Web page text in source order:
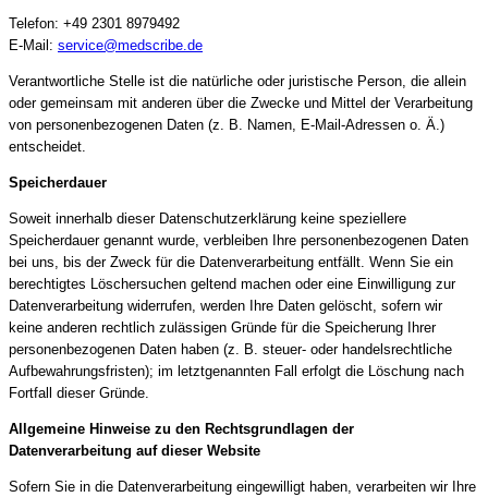
Telefon: +49 2301 8979492
E-Mail: service@medscribe.de
Verantwortliche Stelle ist die natürliche oder juristische Person, die allein
oder gemeinsam mit anderen über die Zwecke und Mittel der Verarbeitung
von personenbezogenen Daten (z. B. Namen, E-Mail-Adressen o. Ä.)
entscheidet.
Speicherdauer
Soweit innerhalb dieser Datenschutzerklärung keine speziellere
Speicherdauer genannt wurde, verbleiben Ihre personenbezogenen Daten
bei uns, bis der Zweck für die Datenverarbeitung entfällt. Wenn Sie ein
berechtigtes Löschersuchen geltend machen oder eine Einwilligung zur
Datenverarbeitung widerrufen, werden Ihre Daten gelöscht, sofern wir
keine anderen rechtlich zulässigen Gründe für die Speicherung Ihrer
personenbezogenen Daten haben (z. B. steuer- oder handelsrechtliche
Aufbewahrungsfristen); im letztgenannten Fall erfolgt die Löschung nach
Fortfall dieser Gründe.
Allgemeine Hinweise zu den Rechtsgrundlagen der
Datenverarbeitung auf dieser Website
Sofern Sie in die Datenverarbeitung eingewilligt haben, verarbeiten wir Ihre